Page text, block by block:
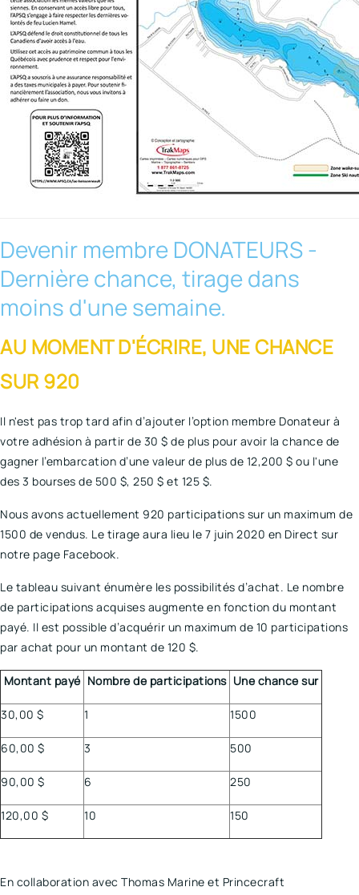
Devenir membre DONATEURS -
Dernière chance, tirage dans
moins d'une semaine.
AU MOMENT D'ÉCRIRE, UNE CHANCE
SUR 920
Il n'est pas trop tard afin d’ajouter l’option membre Donateur à
votre adhésion à partir de 30 $ de plus pour avoir la chance de
gagner l’embarcation d’une valeur de plus de 12,200 $ ou l'une
des 3 bourses de 500 $, 250 $ et 125 $.
Nous avons actuellement 920 participations sur un maximum de
1500 de vendus. Le tirage aura lieu le 7 juin 2020 en Direct sur
notre page Facebook.
Le tableau suivant énumère les possibilités d’achat. Le nombre
de participations acquises augmente en fonction du montant
payé. Il est possible d’acquérir un maximum de 10 participations
par achat pour un montant de 120 $.
Montant payé Nombre de participations Une chance sur
30,00 $ 1 1500
60,00 $ 3 500
90,00 $ 6 250
120,00 $ 10 150
En collaboration avec Thomas Marine et Princecraft